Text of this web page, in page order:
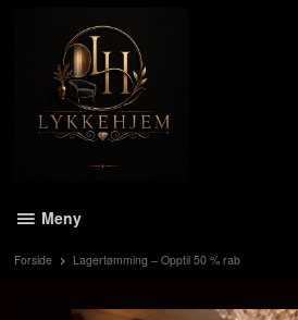
Meny
Forside Lagertømming – Opptil 50 % rab